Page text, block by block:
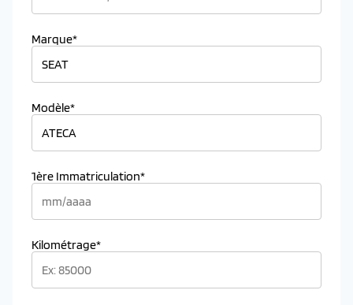
Marque*
Modèle*
1ère Immatriculation*
Kilométrage*